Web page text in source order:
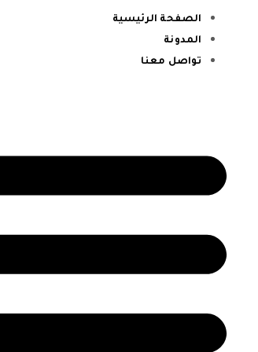
الصفحة الرئيسية
المدونة
تواصل معنا